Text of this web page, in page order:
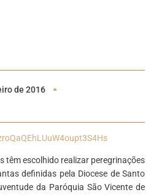
de 2016
têm escolhido realizar peregrinações
definidas pela Diocese de Santo
da Paróquia São Vicente de